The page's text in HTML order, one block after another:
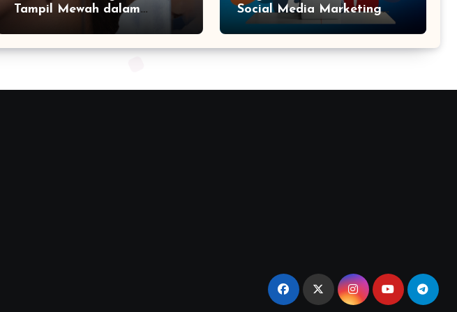
Tampil Mewah dalam
Sekejap yang Jarang
Diketahui
Social Media Marketing
Agency